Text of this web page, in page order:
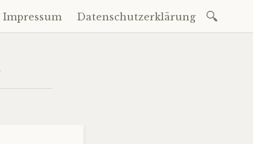
Impressum Datenschutzerklärung